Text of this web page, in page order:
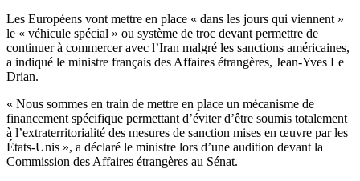
Les Européens vont mettre en place « dans les jours qui viennent »
le « véhicule spécial » ou système de troc devant permettre de
continuer à commercer avec l’Iran malgré les sanctions américaines,
a indiqué le ministre français des Affaires étrangères, Jean-Yves Le
Drian.
« Nous sommes en train de mettre en place un mécanisme de
financement spécifique permettant d’éviter d’être soumis totalement
à l’extraterritorialité des mesures de sanction mises en œuvre par les
États-Unis », a déclaré le ministre lors d’une audition devant la
Commission des Affaires étrangères au Sénat.